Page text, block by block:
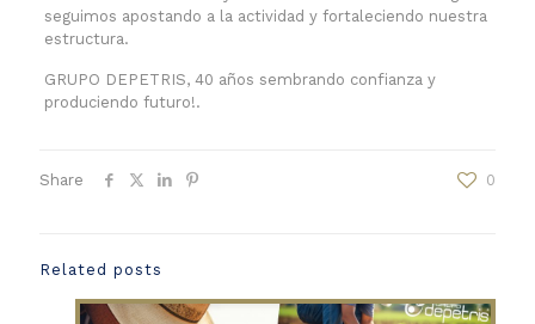
seguimos apostando a la actividad y fortaleciendo nuestra
estructura.
GRUPO DEPETRIS, 40 años sembrando confianza y
produciendo futuro!.
Share 0
Related posts